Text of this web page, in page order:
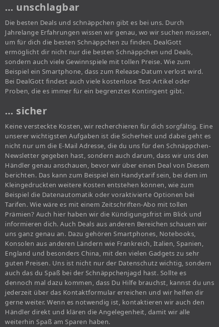
… unschlagbar
Die besten Deals und schnäppchen gibt es bei uns. Durch
Jahrelange Erfahrungen wissen wir genau, wo wir suchen müssen,
um für dich die besten Schnäppchen zu finden. DealGott
ermöglicht dir nicht nur die besten Schnäppchen und Deals,
sondern auch viele Gewinnspiele mit tollen Preise. Wie zum
Beispiel ein Smartphone, dass zum Release-Datum verlost wird.
Bei DealGott findest auch viele kostenlose Test-Artikel oder
Proben, die es immer für ein begrenztes Kontingent gibt.
… sicher
Keine versteckte Kosten, wir recherchieren für dich sorgfältig. Eine
unserer wichtigsten Aufgaben ist die Sicherheit und dabei geht es
nicht nur um die E-Mail Adresse, die du uns für den Schnäppchen-
Newsletter gegeben hast, sondern auch darum, dass wir uns den
Händler genau anschauen, bevor wir über einen Deal von Diesem
berichten. Das kann zum Beispiel ein Handytarif sein, bei dem im
Kleingedruckten weitere Kosten entstehen können, wie zum
Beispiel die Datenautomatik oder voraktivierte Optionen bei
Tarifen. Wie wäre es mit einem Zeitschriften-Abo mit tollen
Prämien? Auch hier haben wir die Kündigungsfrist im Blick und
informieren dich. Auch Deals aus anderen Bereichen schauen wir
uns ganz genau an. Dazu gehören Smartphones, Notebooks,
Konsolen aus anderen Ländern wie Frankreich, Italien, Spanien,
England und besonders China, mit den vielen Gadgets zu sehr
guten Preisen. Uns ist nicht nur der Datenschutz wichtig, sondern
auch das du Spaß bei der Schnäppchenjagd hast. Sollte es
dennoch mal dazu kommen, dass Du Hilfe brauchst, kannst du uns
jederzeit über das Kontaktformular erreichen und wir helfen dir
gerne weiter. Wenn es notwendig ist, kontaktieren wir auch den
Händler direkt und klären die Angelegenheit, damit wir alle
weiterhin Spaß am Sparen haben.